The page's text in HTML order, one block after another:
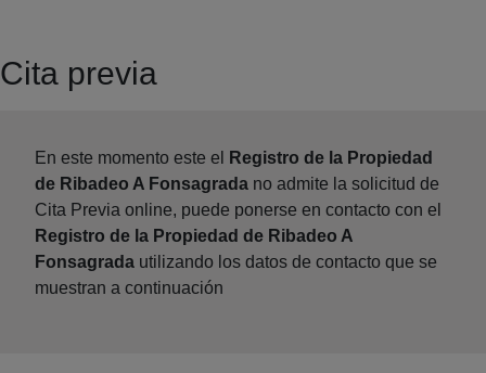
Cita previa
En este momento este el
Registro de la Propiedad
de Ribadeo A Fonsagrada no admite la solicitud de
Cita Previa online, puede ponerse en contacto con el
Registro de la Propiedad de Ribadeo A
Fonsagrada utilizando los datos de contacto que se
muestran a continuación